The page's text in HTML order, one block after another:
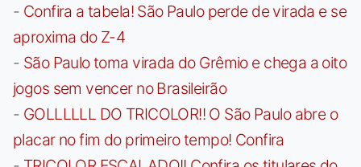
- Confira a tabela! São Paulo perde de virada e se
aproxima do Z-4
- São Paulo toma virada do Grêmio e chega a oito
jogos sem vencer no Brasileirão
- GOLLLLLL DO TRICOLOR!! O São Paulo abre o
placar no fim do primeiro tempo! Confira